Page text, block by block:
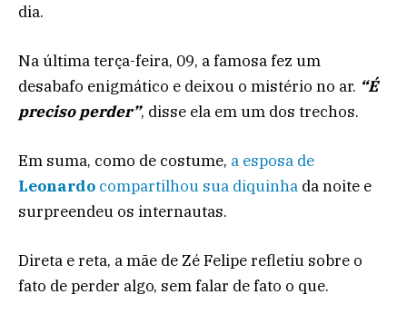
dia.
Na última terça-feira, 09, a famosa fez um
desabafo enigmático e deixou o mistério no ar. “É
preciso perder”, disse ela em um dos trechos.
Em suma, como de costume, a esposa de
Leonardo compartilhou sua diquinha da noite e
surpreendeu os internautas.
Direta e reta, a mãe de Zé Felipe refletiu sobre o
fato de perder algo, sem falar de fato o que.